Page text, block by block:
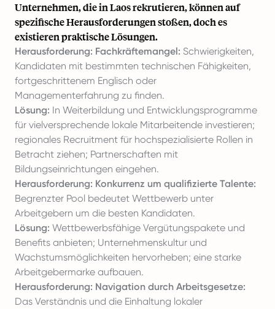
Unternehmen, die in Laos rekrutieren, können auf
spezifische Herausforderungen stoßen, doch es
existieren praktische Lösungen.
Herausforderung: Fachkräftemangel: Schwierigkeiten,
Kandidaten mit bestimmten technischen Fähigkeiten,
fortgeschrittenem Englisch oder
Managementerfahrung zu finden.
Lösung: In Weiterbildung und Entwicklungsprogramme
für vielversprechende lokale Mitarbeitende investieren;
regionales Recruitment für hochspezialisierte Rollen in
Betracht ziehen; Partnerschaften mit
Bildungseinrichtungen eingehen.
Herausforderung: Konkurrenz um qualifizierte Talente:
Begrenzter Pool bedeutet Wettbewerb unter
Arbeitgebern um die besten Kandidaten.
Lösung: Wettbewerbsfähige Vergütungspakete und
Benefits anbieten; Unternehmenskultur und
Wachstumsmöglichkeiten hervorheben; eine starke
Arbeitgebermarke aufbauen.
Herausforderung: Navigation durch Arbeitsgesetze:
Das Verständnis und die Einhaltung lokaler